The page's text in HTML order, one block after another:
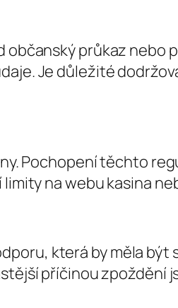
průkaz nebo
Je důležité
Pochopení těchto
na webu kasina
která by měla
příčinou zpoždění